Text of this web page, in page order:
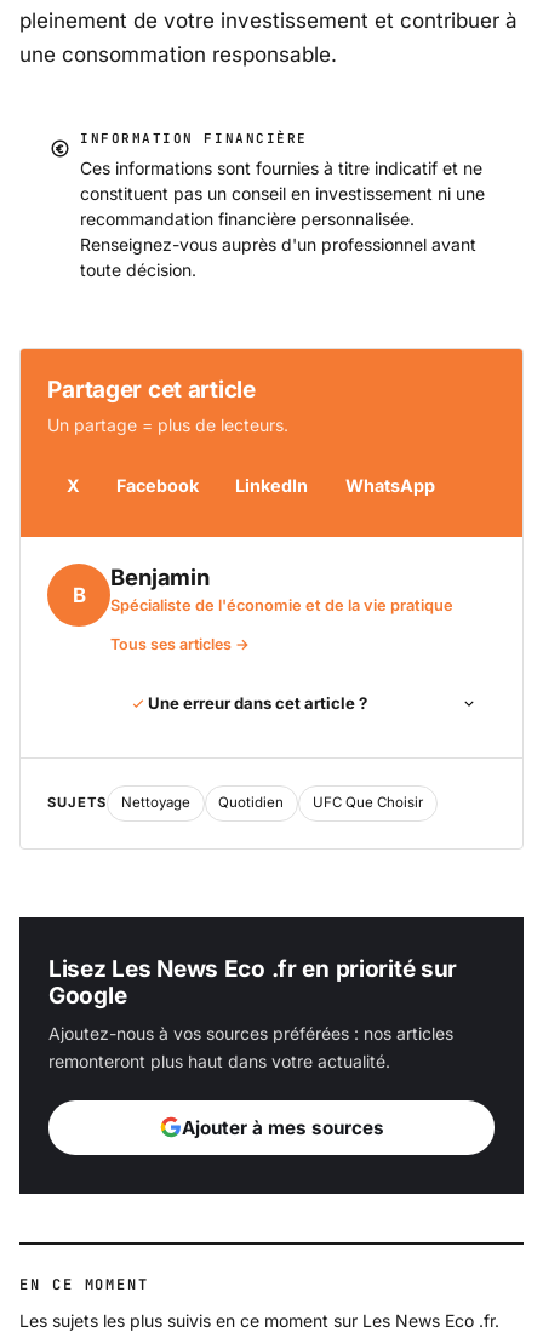
pleinement de votre investissement et contribuer à
une consommation responsable.
INFORMATION FINANCIÈRE
Ces informations sont fournies à titre indicatif et ne
constituent pas un conseil en investissement ni une
recommandation financière personnalisée.
Renseignez-vous auprès d'un professionnel avant
toute décision.
Partager cet article
Un partage = plus de lecteurs.
X Facebook LinkedIn WhatsApp
B
Benjamin
Spécialiste de l'économie et de la vie pratique
Tous ses articles →
Une erreur dans cet article ?
SUJETS Nettoyage Quotidien UFC Que Choisir
Lisez Les News Eco .fr en priorité sur
Google
Ajoutez-nous à vos sources préférées : nos articles
remonteront plus haut dans votre actualité.
Ajouter à mes sources
EN CE MOMENT
Les sujets les plus suivis en ce moment sur Les News Eco .fr.